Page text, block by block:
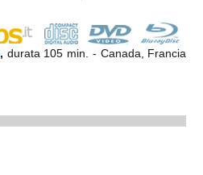
, durata 105 min. - Canada, Francia